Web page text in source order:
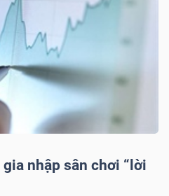
nhập sân chơi “lời